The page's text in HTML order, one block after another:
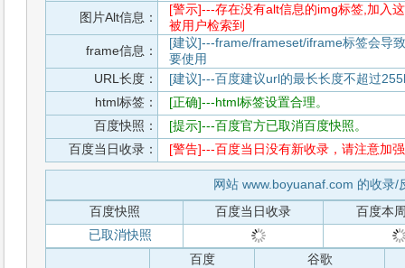
图片Alt信息：
[警示]---存在没有alt信息的img标签,加入
被用户检索到
frame信息：
[建议]---frame/frameset/iframe标签会导
要使用
URL长度：
[建议]---百度建议url的最长长度不超过
html标签：
[正确]---html标签设置合理。
百度快照：
[提示]---百度官方已取消百度快照。
百度当日收录：
[警告]---百度当日没有新收录，请注意加
网站 www.boyuanaf.com 的收录/
百度快照
百度当日收录
百度本
已取消快照
百度
谷歌